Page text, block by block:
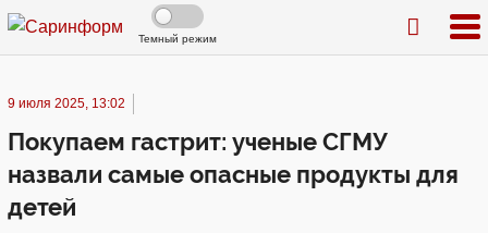
Темный режим
9 июля 2025, 13:02
Покупаем гастрит: ученые СГМУ
назвали самые опасные продукты для
детей